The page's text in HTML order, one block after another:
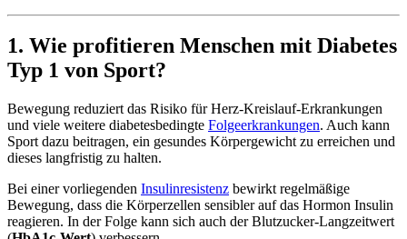
1. Wie profitieren Menschen mit Diabetes
Typ 1 von Sport?
Bewegung reduziert das Risiko für Herz-Kreislauf-Erkrankungen
und viele weitere diabetesbedingte Folgeerkrankungen. Auch kann
Sport dazu beitragen, ein gesundes Körpergewicht zu erreichen und
dieses langfristig zu halten.
Bei einer vorliegenden Insulinresistenz bewirkt regelmäßige
Bewegung, dass die Körperzellen sensibler auf das Hormon Insulin
reagieren. In der Folge kann sich auch der Blutzucker-Langzeitwert